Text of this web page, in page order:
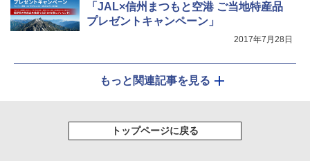
「JAL×信州まつもと空港 ご当地特産品
プレゼントキャンペーン」
2017年7月28日
もっと関連記事を見る
トップページに戻る